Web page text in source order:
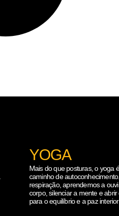
YOGA
Mais do que posturas, o yoga
caminho de
respiração, aprendemos a
corpo, silenciar a mente e
para o equilíbrio e a paz interior.